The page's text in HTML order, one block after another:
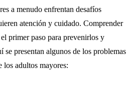
a menudo enfrentan desafíos
atención y cuidado. Comprender
primer paso para prevenirlos y
se presentan algunos de los problemas
los adultos mayores: